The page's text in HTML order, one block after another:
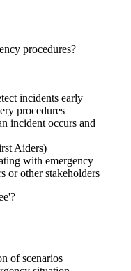
procedures?
incidents early
procedures
incident occurs and
Aiders)
with emergency
or other stakeholders
of scenarios